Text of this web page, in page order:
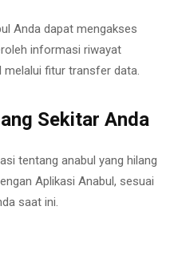
Anda dapat mengakses
informasi riwayat
melalui fitur transfer data.
Sekitar Anda
tentang anabul yang hilang
Aplikasi Anabul, sesuai
saat ini.